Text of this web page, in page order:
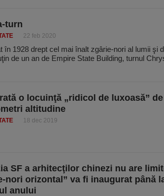
turn
22 feb 2020
în 1928 drept cel mai înalt zgârie-nori al lumii şi
de un an de Empire State Building, turnul
o locuinţă „ridicol de luxoasă”
altitudine
18 dec 2019
SF a arhitecţilor chinezi nu are
nori orizontal” va fi inaugurat până
anului